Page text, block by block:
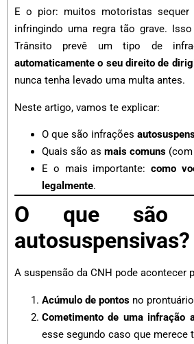
E o pior: muitos motoristas sequer
infringindo uma regra tão grave.
Trânsito prevê um tipo de
automaticamente o seu direito de
nunca tenha levado uma multa antes.
Neste artigo, vamos te explicar:
O que são infrações
Quais são as mais comuns
E o mais importante: como
legalmente.
O que são
autosuspensivas?
A suspensão da CNH pode acontecer
Acúmulo de pontos no
Cometimento de uma infração
esse segundo caso que merece